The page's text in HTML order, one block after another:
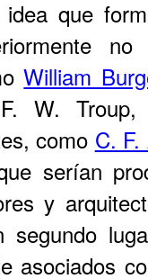
idea que
William
W. Troup,
como C.
serían
y
segundo
asociados